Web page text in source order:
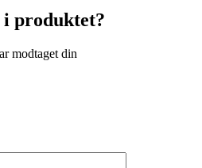
i produktet?
modtaget din